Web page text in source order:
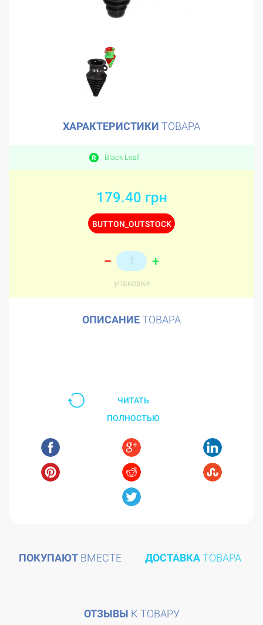
ХАРАКТЕРИСТИКИ ТОВАРА
Black Leaf
179.40 грн
BUTTON_OUTSTOCK
– +
упаковки
ОПИСАНИЕТОВАРА
ЧИТАТЬ
ПОЛНОСТЬЮ
ПОКУПАЮТ ВМЕСТЕ ДОСТАВКАТОВАРА
ОТЗЫВЫ К ТОВАРУ